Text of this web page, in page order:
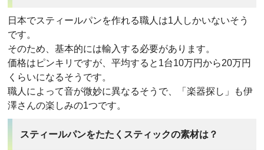
日本でスティールパンを作れる職人は1人しかいないそう
です。
そのため、基本的には輸入する必要があります。
価格はピンキリですが、平均すると1台10万円から20万円
くらいになるそうです。
職人によって音が微妙に異なるそうで、「楽器探し」も伊
澤さんの楽しみの1つです。
スティールパンをたたくスティックの素材は？